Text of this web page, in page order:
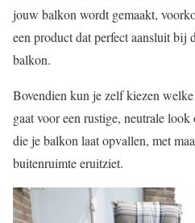
jouw balkon wordt gemaakt,
een product dat perfect aansluit bij
balkon.
Bovendien kun je zelf kiezen
gaat voor een rustige, neutrale
die je balkon laat opvallen, met
buitenruimte eruitziet.